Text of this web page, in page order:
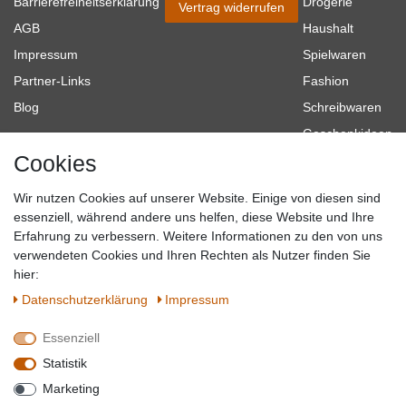
AGB
Impressum
Partner-Links
Blog
Vertrag widerrufen
Haushalt
Spielwaren
Fashion
Schreibwaren
Geschenkideen
Topmarken
SICHER EINKAUFEN
QUALITÄT
WIR AKZEPTIEREN
Cookies
Wir nutzen Cookies auf unserer Website. Einige von diesen sind
essenziell, während andere uns helfen, diese Website und Ihre
Erfahrung zu verbessern. Weitere Informationen zu den von uns
verwendeten Cookies und Ihren Rechten als Nutzer finden Sie
hier:
Daten­schutz­erklärung
Impressum
Essenziell
Statistik
Marketing